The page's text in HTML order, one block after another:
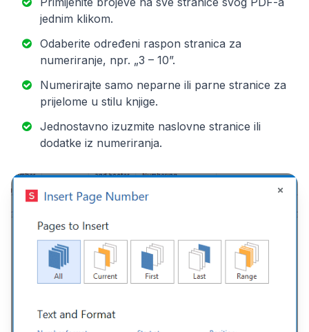
jednim klikom.
Odaberite određeni raspon stranica za
numeriranje, npr. „3 – 10”.
Numerirajte samo neparne ili parne stranice za
prijelome u stilu knjige.
Jednostavno izuzmite naslovne stranice ili
dodatke iz numeriranja.